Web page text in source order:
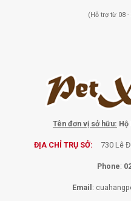
(Hỗ trợ từ 08 -
Tên đơn vị sở hữu: Hộ
ĐỊA CHỈ TRỤ SỞ: 730 Lê
Phone:
Email :